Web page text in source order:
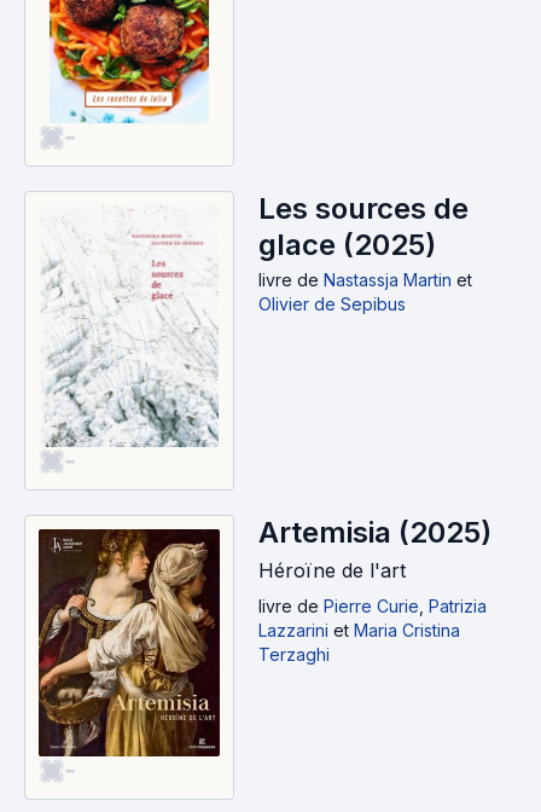
-
-
Les sources de
glace (2025)
livre de Nastassja Martin et
Olivier de Sepibus
-
Artemisia (2025)
Héroïne de l'art
livre de Pierre Curie Patrizia
Lazzarini et Maria Cristina
Terzaghi